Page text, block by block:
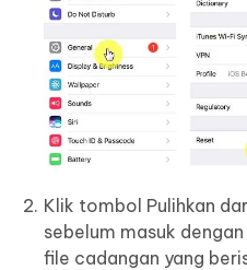
Klik tombol Pulihkan
sebelum masuk
file cadangan yang